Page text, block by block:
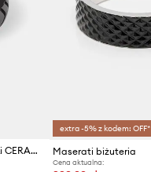
MASERATI pierścionek męski CERAMIC
extra -5% z kodem: OFF*
Maserati biżuteria
Cena aktualna: